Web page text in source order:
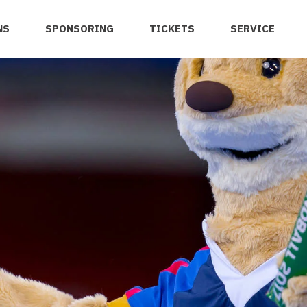
SPONSORING TICKETS SERVICE